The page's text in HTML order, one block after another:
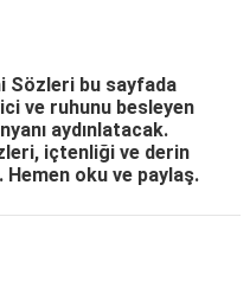
Sözleri bu sayfada
ve ruhunu besleyen
aydınlatacak.
içtenliği ve derin
Hemen oku ve paylaş.